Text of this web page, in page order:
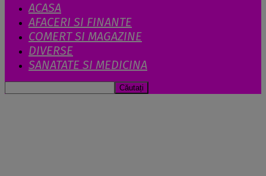
ACASA
AFACERI SI FINANTE
COMERT SI MAGAZINE
DIVERSE
SANATATE SI MEDICINA